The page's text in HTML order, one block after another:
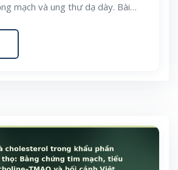
mạch và ung thư dạ dày. Bài
Việt Nam.